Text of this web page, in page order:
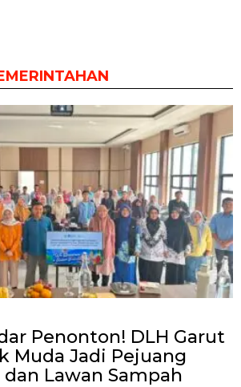
Penonton! DLH Garut
Muda Jadi Pejuang
Lawan Sampah